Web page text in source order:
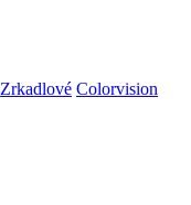
Zrkadlové Colorvision